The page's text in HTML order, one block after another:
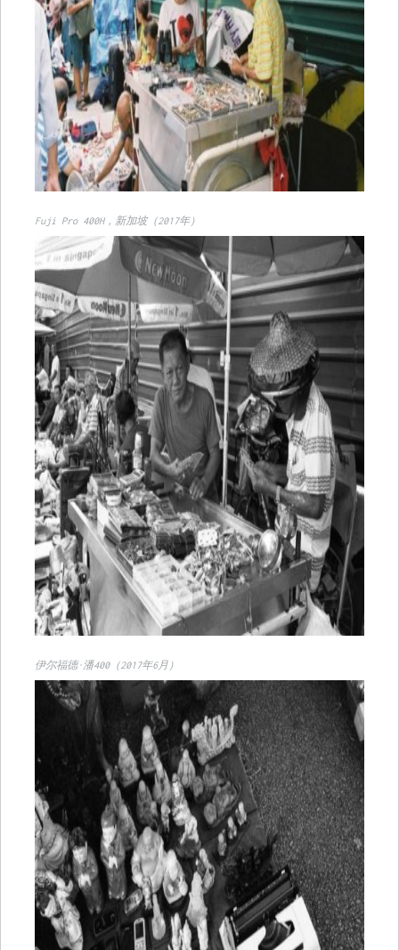
Fuji Pro 400H，新加坡（2017年）
伊尔福德·潘400（2017年6月）